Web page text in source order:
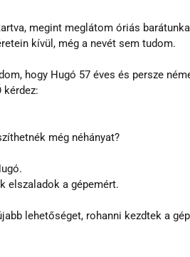
megint meglátom óriás
kívül, még a nevét sem tudom.
hogy Hugó 57 éves és persze
még néhányat?
elszaladok a gépemért.
lehetőséget, rohanni kezdtek a